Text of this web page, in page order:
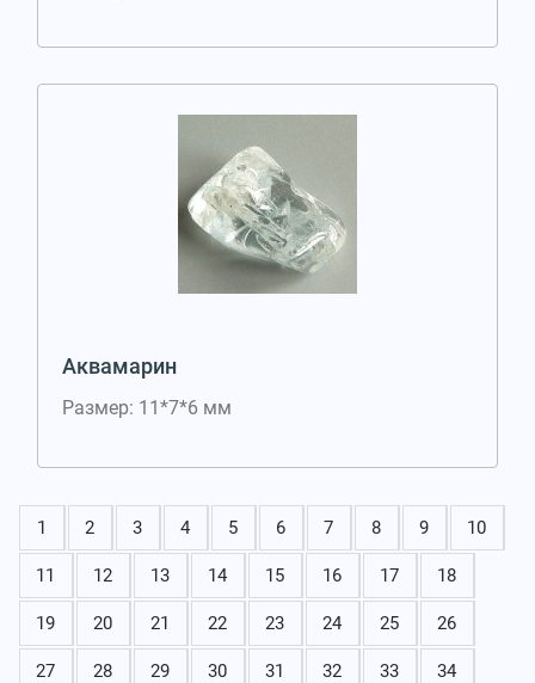
Аквамарин
Размер: 11*7*6 мм
1 2 3 4 5 6 7 8 9 10
11 12 13 14 15 16 17 18
19 20 21 22 23 24 25 26
27 28 29 30 31 32 33 34